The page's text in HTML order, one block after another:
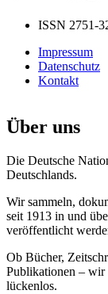
ISSN 2751-
Impressum
Datenschutz
Kontakt
Über uns
Die Deutsche
Deutschlands.
Wir sammeln,
seit 1913 in und
veröffentlicht
Ob Bücher,
Publikationen – wir
lückenlos.